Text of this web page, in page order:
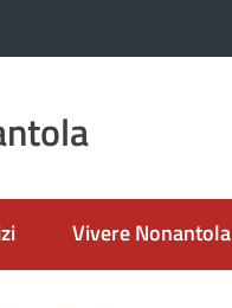
Vivere Nonantola